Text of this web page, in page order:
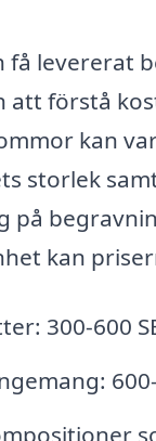
få levererat
att förstå
kan
storlek
på
kan
300-600